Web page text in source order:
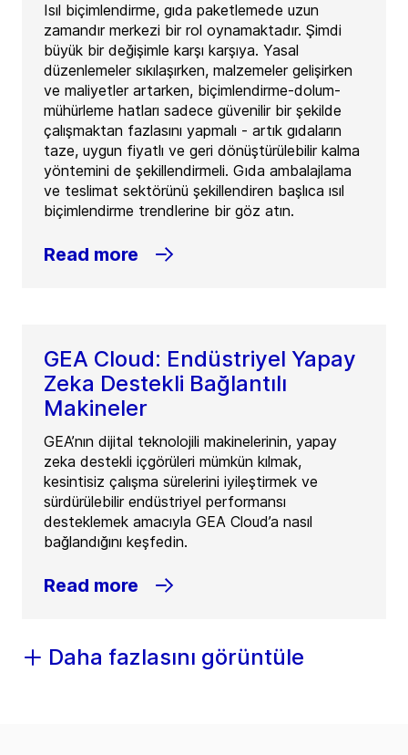
Isıl biçimlendirme, gıda paketlemede uzun
zamandır merkezi bir rol oynamaktadır. Şimdi
büyük bir değişimle karşı karşıya. Yasal
düzenlemeler sıkılaşırken, malzemeler gelişirken
ve maliyetler artarken, biçimlendirme-dolum-
mühürleme hatları sadece güvenilir bir şekilde
çalışmaktan fazlasını yapmalı - artık gıdaların
taze, uygun fiyatlı ve geri dönüştürülebilir kalma
yöntemini de şekillendirmeli. Gıda ambalajlama
ve teslimat sektörünü şekillendiren başlıca ısıl
biçimlendirme trendlerine bir göz atın.
Read more
GEA Cloud: Endüstriyel Yapay
Zeka Destekli Bağlantılı
Makineler
GEA’nın dijital teknolojili makinelerinin, yapay
zeka destekli içgörüleri mümkün kılmak,
kesintisiz çalışma sürelerini iyileştirmek ve
sürdürülebilir endüstriyel performansı
desteklemek amacıyla GEA Cloud’a nasıl
bağlandığını keşfedin.
Read more
Daha fazlasını görüntüle